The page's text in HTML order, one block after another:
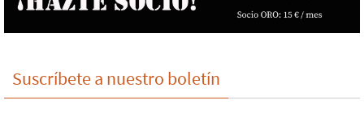
Suscríbete a nuestro boletín